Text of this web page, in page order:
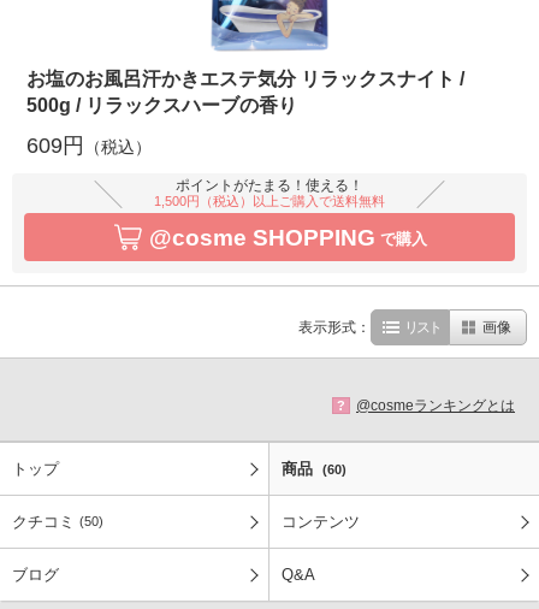
お塩のお風呂汗かきエステ気分 リラックスナイト /
500g / リラックスハーブの香り
609円 （税込）
ポイントがたまる！使える！
1,500円（税込）以上ご購入で送料無料
@cosme SHOPPING で購入
表示形式： リスト 画像
? @cosmeランキングとは
トップ 商品 (60)
クチコミ (50) コンテンツ
ブログ Q&A